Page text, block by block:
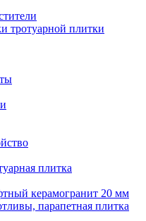
тротуарной плитки
плитка
керамогранит 20 мм
парапетная плитка